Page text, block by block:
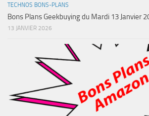
TECHNOS BONS-PLANS
Bons Plans Geekbuying du Mardi 13 Janvier
13 JANVIER 2026